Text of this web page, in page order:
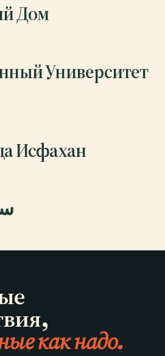
Дом
Университет
Исфахан
как надо.